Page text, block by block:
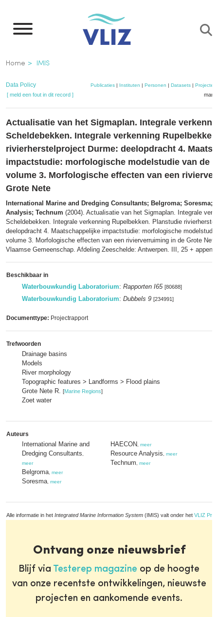
naar
inhoud
gaan
Kruimelpad
Home IMIS
Data Policy Publicaties| Instituten | Personen | Datasets| Projecten
[ meld een fout in dit record ]
Actualisatie van het Sigmaplan. Integrale
Scheldebekken. Integrale verkenning
rivierherstelproject Durme: deelopdracht 4.
impactstudie: morfologische modelstudie van de
volume 3. Morfologische effecten van een
Grote Nete
International Marine and Dredging Consultants; Belgroma; Soresma;
Analysis; Technum (2004). Actualisatie van het Sigmaplan. Integrale
Scheldebekken. Integrale verkenning Rupelbekken. Planstudie
deelopdracht 4. Maatschappelijke impactstudie: morfologische
volume 3. Morfologische effecten van een rivierverruiming in de Grote
Vlaamse Gemeenschap. Afdeling Zeeschelde: Antwerpen. III, 25 +
Beschikbaar in
Waterbouwkundig Laboratorium: Rapporten I65 [80688]
Waterbouwkundig Laboratorium: Dubbels 9 [234991]
Documenttype: Projectrapport
Trefwoorden
Drainage basins
Models
River morphology
Topographic features > Landforms > Flood plains
Grote Nete R. [Marine Regions]
Zoet water
Auteurs
International Marine and
Dredging Consultants
meer
Belgroma meer
Soresma meer
HAECON meer
Resource Analysis meer
Technum meer
Alle informatie in het Integrated Marine Information System (IMIS) valt onder het VLIZ
Ontvang onze nieuwsbrief
Blijf via Testerep magazine op de hoogte
van onze recentste ontwikkelingen, nieuwste
projecten en aankomende events.